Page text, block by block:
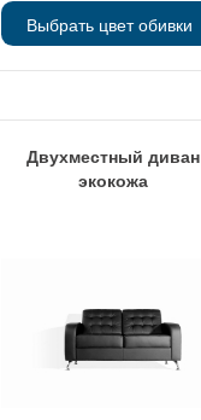
Выбрать цвет обивки
Двухместный диван
экокожа